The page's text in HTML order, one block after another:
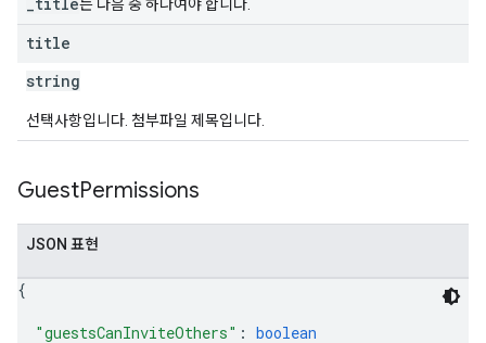
는 다음 중 하나여야 합니다.
title
string
선택사항입니다. 첨부파일 제목입니다.
GuestPermissions
JSON 표현
{
"guestsCanInviteOthers" : boolean